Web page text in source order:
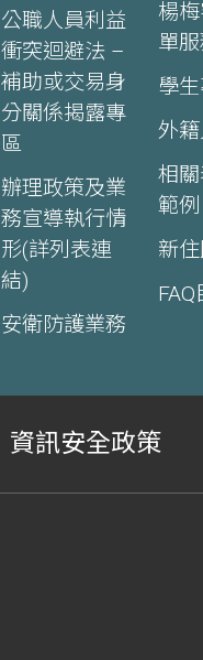
公職人員利益
衝突迴避法 –
補助或交易身
分關係揭露專
區
辦理政策及業
務宣導執行情
形(詳列表連
結)
安衛防護業務
楊
單
學
外
相
範例
新
資訊安全政策